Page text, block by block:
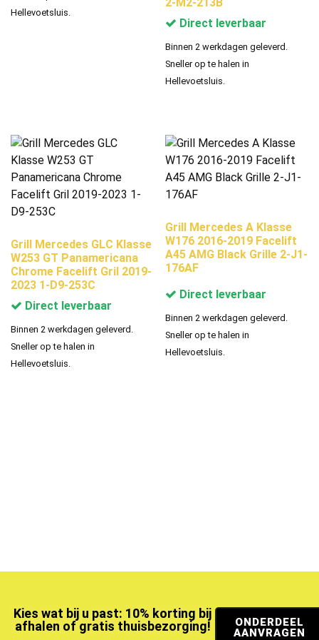
Hellevoetsluis.
Direct leverbaar
Binnen 2 werkdagen geleverd.
Sneller op te halen in
Hellevoetsluis.
Grill Mercedes GLC Klasse
W253 GT Panamericana
Chrome Facelift Gril 2019-
2023 1-D9-253C
Direct leverbaar
Binnen 2 werkdagen geleverd.
Sneller op te halen in
Hellevoetsluis.
Grill Mercedes A Klasse
W176 2016-2019 Facelift
A45 AMG Black Grille 2-J1-
176AF
Direct leverbaar
Binnen 2 werkdagen geleverd.
Sneller op te halen in
Hellevoetsluis.
Kies wat bij u past: 10% korting bij
afhalen of gratis thuisbezorging!
ONDERDEEL
AANVRAGEN